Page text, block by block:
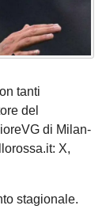
tanti
del
di Milan-
X,
stagionale.